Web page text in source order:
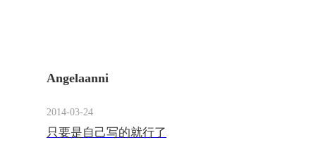
Angelaanni
2014-03-24
只要是自己写的就行了